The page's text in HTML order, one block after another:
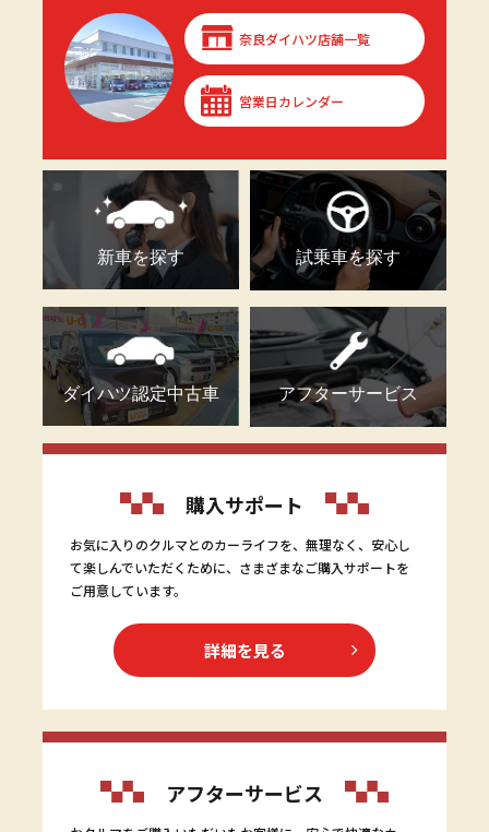
奈良ダイハツ店舗一覧
営業日カレンダー
新車を探す 試乗車を探す
ダイハツ認定中古車 アフターサービス
購入サポート
お気に入りのクルマとのカーライフを、無理なく、安心し
て楽しんでいただくために、さまざまなご購入サポートを
ご用意しています。
詳細を見る
アフターサービス